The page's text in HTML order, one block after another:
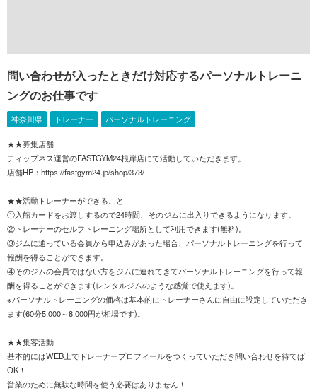
問い合わせが入ったときだけ対応するパーソナルトレーニ
ングのお仕事です
神奈川県 トレーナー パーソナルトレーニング
★★募集店舗
ティップネス運営のFASTGYM24根岸店にて活動していただきます。
店舗HP：https://fastgym24.jp/shop/373/
★★活動トレーナーができること
①入館カードをお渡しするので24時間、そのジムに出入りできるようになります。
②トレーナーのセルフトレーニング場所として利用できます(無料)。
③ジムに通っている会員から申込みがあった場合、パーソナルトレーニングを行って
報酬を得ることができます。
④そのジムの会員ではない方をジムに連れてきてパーソナルトレーニングを行って報
酬を得ることができます(レンタルジムのような感覚で使えます)。
※パーソナルトレーニングの価格は基本的にトレーナーさんに自由に設定していただき
ます(60分5,000～8,000円が相場です)。
★★集客活動
基本的にはWEB上でトレーナープロフィールをつくっていただき問い合わせを待てば
OK！
営業のために無駄な時間を使う必要はありません！